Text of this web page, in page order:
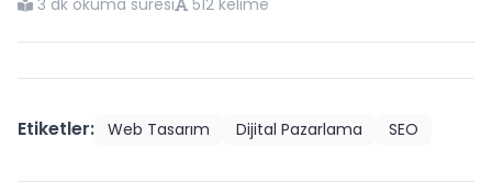
Etiketler: Web Tasarım Dijital Pazarlama SEO